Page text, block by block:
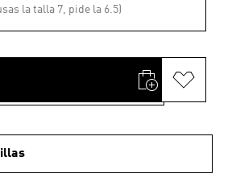
la talla 7, pide la 6.5)